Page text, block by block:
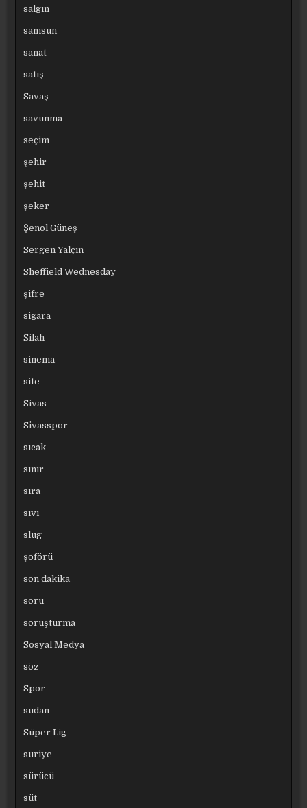
salgın
samsun
sanat
satış
Savaş
savunma
seçim
şehir
şehit
şeker
Şenol Güneş
Sergen Yalçın
Sheffield Wednesday
şifre
sigara
Silah
sinema
site
Sivas
Sivasspor
sıcak
sınır
sıra
sıvı
slug
şoförü
son dakika
soru
soruşturma
Sosyal Medya
söz
Spor
sudan
Süper Lig
suriye
sürücü
süt